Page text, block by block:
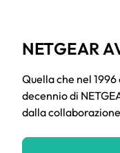
NETGEAR
Quella che nel
decennio di
dalla